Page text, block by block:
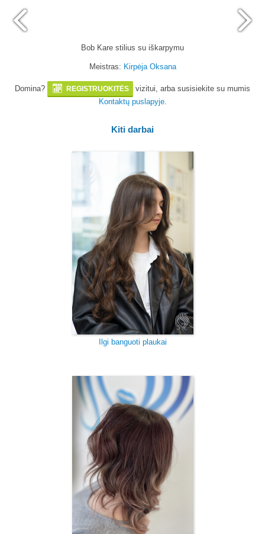
Bob Kare stilius su iškarpymu
Meistras: Kirpėja Oksana
Domina? REGISTRUOKITĖS
vizitui, arba susisiekite su mumis
Kontaktų puslapyje.
Kiti darbai
Ilgi banguoti plaukai